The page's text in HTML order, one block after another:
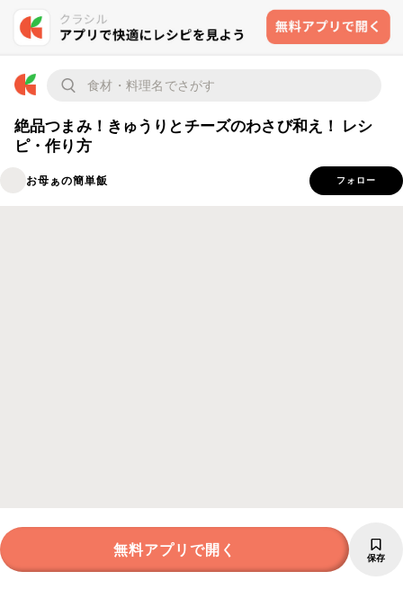
絶品つまみ！きゅうりとチーズのわさび和え！ レシ
ピ・作り方
お母ぁの簡単飯 フォロー
無料アプリで開く 保存